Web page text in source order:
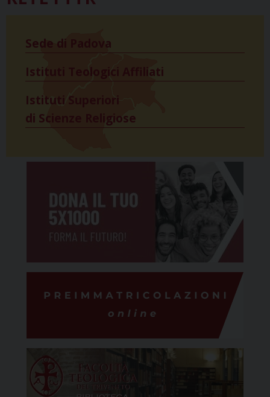
Sede di Padova
Istituti Teologici Affiliati
Istituti Superiori
di Scienze Religiose